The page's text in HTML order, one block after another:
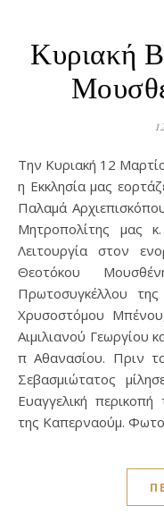
Κυριακή
Την Κυριακή 12 Μαρτίου 2023, Κυριακή Β΄ Νηστειών όπου
η Εκκλησία μας
Παλαμά
Μητροπολίτης μας
Λειτουργία στον
Θεοτόκου
Πρωτοσυγκέλλου
Χρυσοστόμου
Αιμιλιανού Γεωργίου
π Αθανασίου. Πριν
Σεβασμιώτατος
Ευαγγελική
της Καπερναούμ.